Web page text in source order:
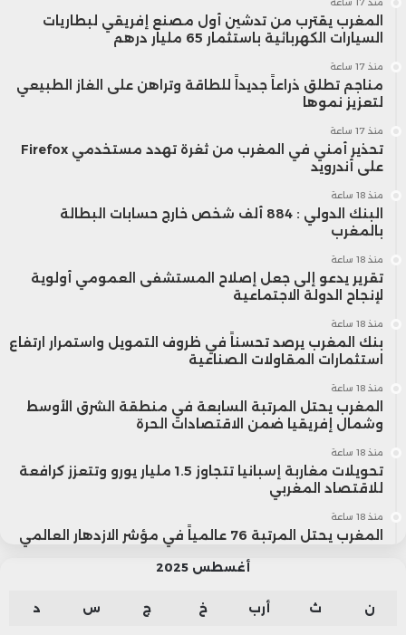
المغرب يقترب من تدشين أول مصنع إفريقي لبطاريات
السيارات الكهربائية باستثمار 65 مليار درهم
منذ 17 ساعة
مناجم تطلق ذراعاً جديداً للطاقة وتراهن على الغاز الطبيعي
لتعزيز نموها
منذ 17 ساعة
تحذير أمني في المغرب من ثغرة تهدد مستخدمي Firefox
على أندرويد
منذ 18 ساعة
البنك الدولي : 884 ألف شخص خارج حسابات البطالة
بالمغرب
منذ 18 ساعة
تقرير يدعو إلى جعل إصلاح المستشفى العمومي أولوية
لإنجاح الدولة الاجتماعية
منذ 18 ساعة
بنك المغرب يرصد تحسناً في ظروف التمويل واستمرار ارتفاع
استثمارات المقاولات الصناعية
منذ 18 ساعة
المغرب يحتل المرتبة السابعة في منطقة الشرق الأوسط
وشمال إفريقيا ضمن الاقتصادات الحرة
منذ 18 ساعة
تحويلات مغاربة إسبانيا تتجاوز 1.5 مليار يورو وتتعزز كرافعة
للاقتصاد المغربي
منذ 18 ساعة
المغرب يحتل المرتبة 76 عالمياً في مؤشر الازدهار العالمي
أغسطس 2025
ن ث أرب خ ج س د